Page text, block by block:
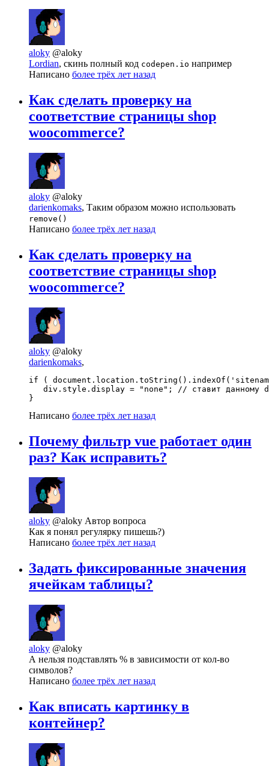
aloky @aloky
Lordian, скинь полный код codepen.io например
Написано более трёх лет назад
Как сделать проверку на
соответствие страницы shop
woocommerce?
aloky @aloky
darienkomaks, Таким образом можно использовать
remove()
Написано более трёх лет назад
Как сделать проверку на
соответствие страницы shop
woocommerce?
aloky @aloky
darienkomaks,
if (
div.style.display = "none"; // ставит данному
}
Написано более трёх лет назад
Почему фильтр vue работает один
раз? Как исправить?
aloky @aloky Автор вопроса
Как я понял регулярку пишешь?)
Написано более трёх лет назад
Задать фиксированные значения
ячейкам таблицы?
aloky @aloky
А нельзя подставлять % в зависимости от кол-во
символов?
Написано более трёх лет назад
Как вписать картинку в
контейнер?